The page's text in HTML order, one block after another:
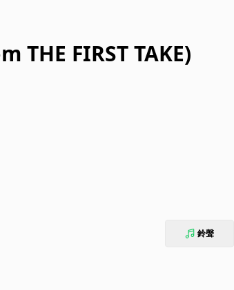
THE FIRST TAKE)
鈴聲